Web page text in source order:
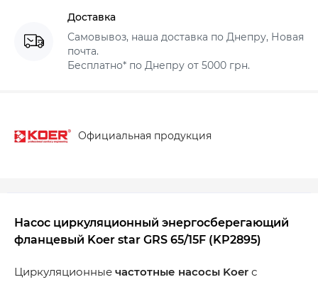
Доставка
Самовывоз, наша доставка по Днепру, Новая
почта.
Бесплатно* по Днепру от 5000 грн.
Официальная продукция
Насос циркуляционный энергосберегающий
фланцевый Koer star GRS 65/15F (KP2895)
Циркуляционные частотные насосы Koer с